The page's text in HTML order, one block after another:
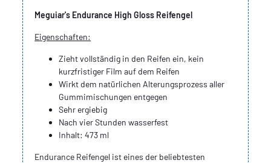
Meguiar's Endurance High Gloss Reifengel
Eigenschaften:
Zieht vollständig in den Reifen ein, kein
kurzfristiger Film auf dem Reifen
Wirkt dem natürlichen Alterungsprozess aller
Gummimischungen entgegen
Sehr ergiebig
Nach vier Stunden wasserfest
Inhalt: 473 ml
Endurance Reifengel ist eines der beliebtesten